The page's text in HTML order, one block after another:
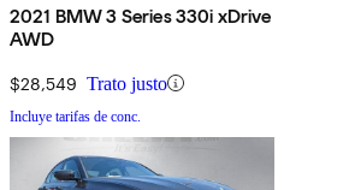
2021 BMW 3 Series 330i xDrive
AWD
$28,549 Trato justo
Incluye tarifas de conc.